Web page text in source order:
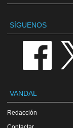
SÍGUENOS
VANDAL
Redacción
Contactar